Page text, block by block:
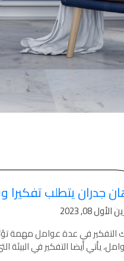
في الاردن
دهان غرفة,
دهانات الاردن,
انواع الدهانات
عام 1994.
للرطوبة,
ضد الرطوبة
دهانات القدس
المباني,
الداخلية
جدران يتطلب تفكيرا
08, 2023
التفكير في عدة عوامل مهمة
يأتي أيضا التفكير في البيئة